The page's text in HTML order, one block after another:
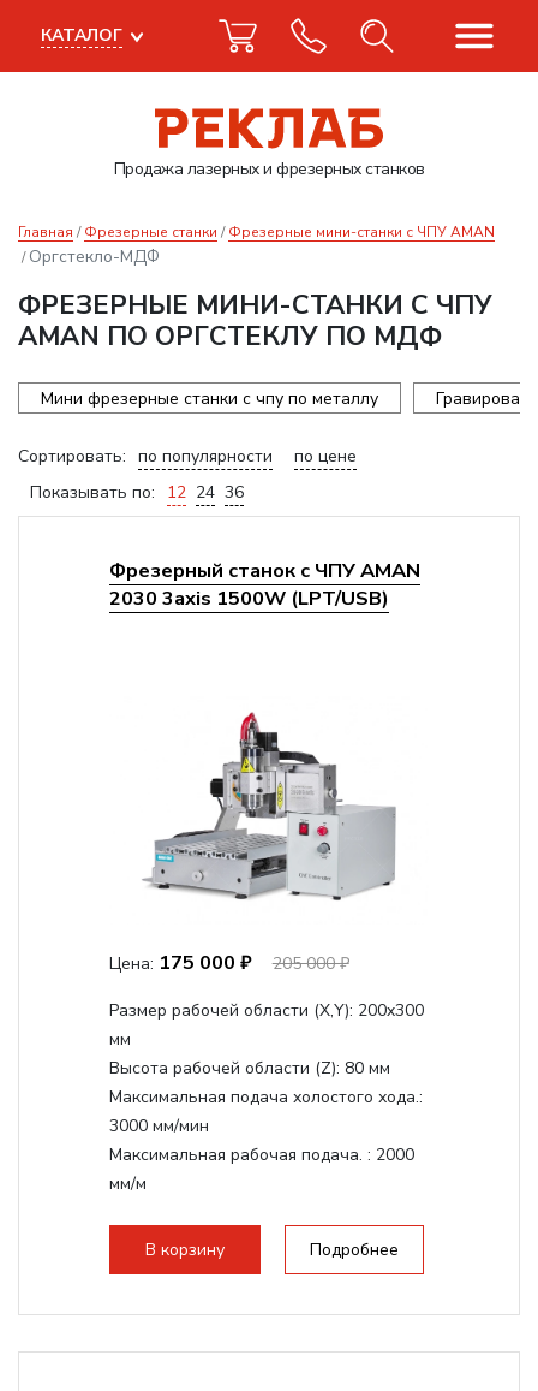
Продажа лазерныхи фрезерных станков
КАТАЛОГ
Главная Фрезерные станки Фрезерные мини-станки с ЧПУ AMAN
Оргстекло-МДФ
ФРЕЗЕРНЫЕ МИНИ-СТАНКИ С ЧПУ
AMAN ПО ОРГСТЕКЛУ ПО МДФ
Мини фрезерные станки с чпу по металлу
Сортировать: по популярности
по цене
Показывать по:
12 24 36
Фрезерный станок с ЧПУ AMAN
2030 3axis 1500W (LPT/USB)
Цена: 175 000 ₽ 205 000 ₽
Размер рабочей области (Х,Y): 200x300
мм
Высота рабочей области (Z): 80 мм
Максимальная подача холостого хода.:
3000 мм/мин
Максимальная рабочая подача. : 2000
мм/м
стандартно:Т-слот
Цанговый патрон:ER11
В корзину Подробнее